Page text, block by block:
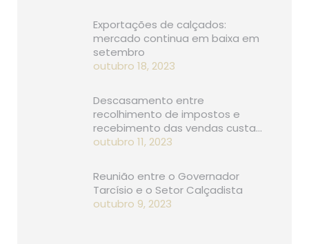
Exportações de calçados:
mercado continua em baixa em
setembro
outubro 18, 2023
Descasamento entre
recolhimento de impostos e
recebimento das vendas custa…
outubro 11, 2023
Reunião entre o Governador
Tarcísio e o Setor Calçadista
outubro 9, 2023